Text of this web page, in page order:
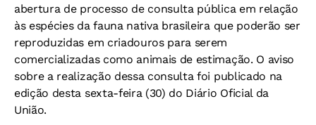
abertura de processo de consulta pública em relação
às espécies da fauna nativa brasileira que poderão ser
reproduzidas em criadouros para serem
comercializadas como animais de estimação. O aviso
sobre a realização dessa consulta foi publicado na
edição desta sexta-feira (30) do Diário Oficial da
União.